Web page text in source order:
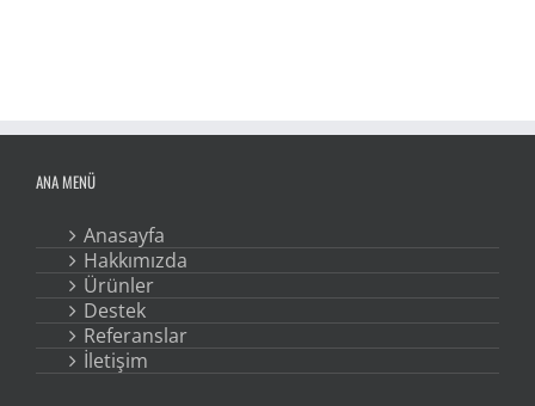
ANA MENÜ
Anasayfa
Hakkımızda
Ürünler
Destek
Referanslar
İletişim